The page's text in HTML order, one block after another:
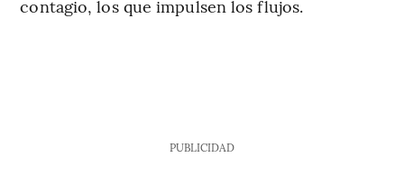
contagio, los que impulsen los flujos.
PUBLICIDAD